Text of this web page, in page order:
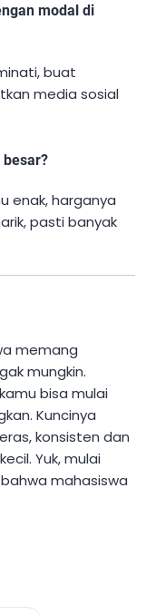
modal di
buat
media sosial
enak, harganya
pasti banyak
memang
mungkin.
bisa mulai
Kuncinya
konsisten dan
Yuk, mulai
mahasiswa